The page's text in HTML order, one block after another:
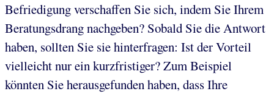
Befriedigung verschaffen Sie sich, indem Sie Ihrem
Beratungsdrang nachgeben? Sobald Sie die Antwort
haben, sollten Sie sie hinterfragen: Ist der Vorteil
vielleicht nur ein kurzfristiger? Zum Beispiel
könnten Sie herausgefunden haben, dass Ihre